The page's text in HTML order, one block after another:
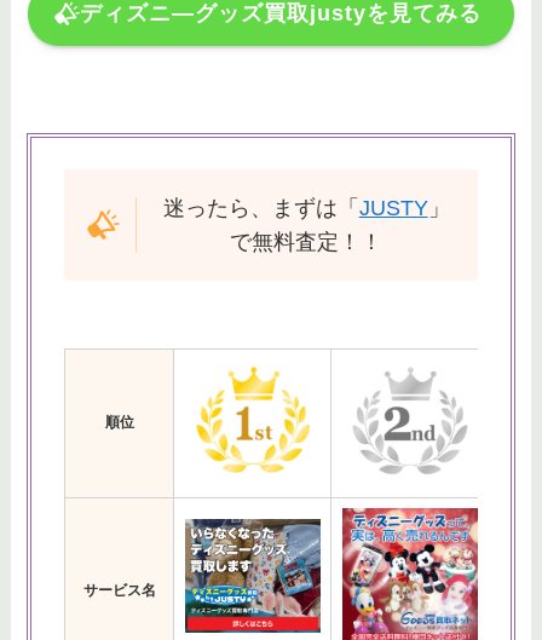
ディズニ―グッズ買取justyを見てみる
迷ったら、まずは「 JUSTY」
で無料査定！！
順位
サービス名